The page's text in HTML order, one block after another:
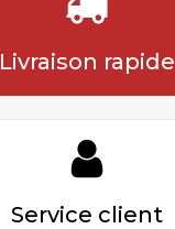
Livraison rapide
Service client